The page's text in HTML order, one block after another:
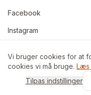
Facebook
Instagram
©2026BoligByt
Vi bruger cookies for at
cookies vi må bruge. Læs
Tilpas indstillinger